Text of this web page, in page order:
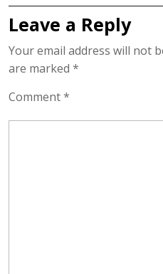
Leave a Reply
Your email address will not
are marked *
Comment*